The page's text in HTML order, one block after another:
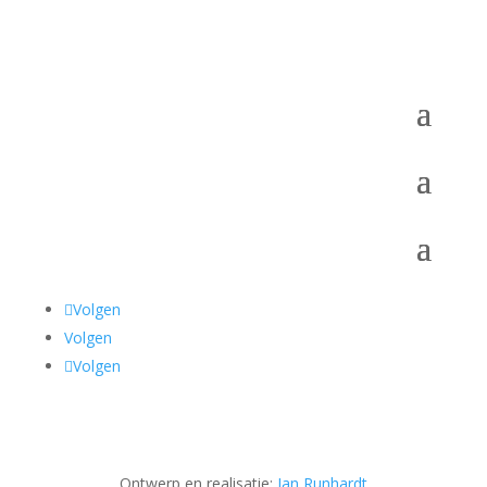
Volgen
Volgen
Volgen